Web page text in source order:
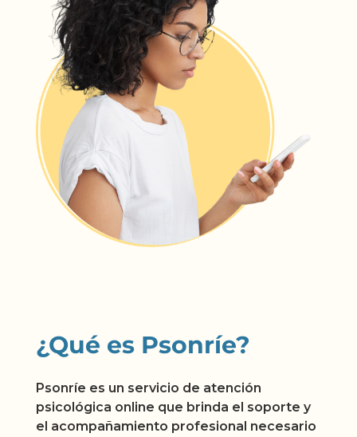
¿Qué es Psonríe?
Psonríe es un servicio de atención
psicológica online que brinda el soporte y
el acompañamiento profesional necesario